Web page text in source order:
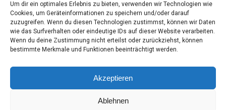
Tester-Paradies
Produkttests und Alltag
Um dir ein optimales Erlebnis zu bieten, verwenden wir Technologien wie
Cookies, um Geräteinformationen zu speichern und/oder darauf
zuzugreifen. Wenn du diesen Technologien zustimmst, können wir Daten
wie das Surfverhalten oder eindeutige IDs auf dieser Website verarbeiten.
Wenn du deine Zustimmung nicht erteilst oder zurückziehst, können
bestimmte Merkmale und Funktionen beeinträchtigt werden.
Akzeptieren
Ablehnen